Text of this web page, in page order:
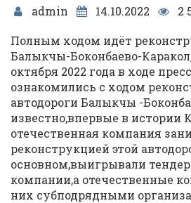
admin 14.10.2022
2
Полным ходом идёт
Балыкчы-Боконбаево-Каракол,
октября 2022 года в ходе
ознакомились с ходом
автодороги Балыкчы -
известно,впервые в истории
отечественная компания
реконструкцией этой
основном,выигрывали
компании,а отечественные
них субподрядными